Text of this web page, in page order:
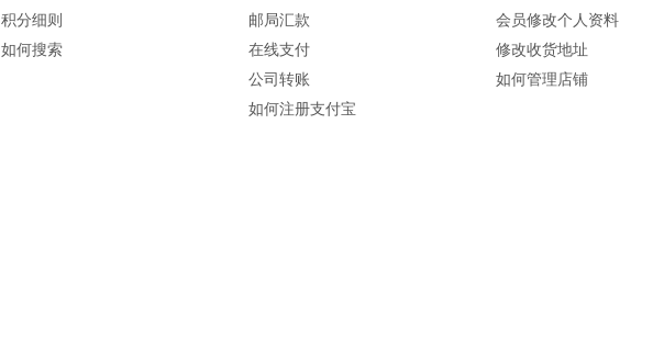
积分细则
如何搜索
邮局汇款
在线支付
公司转账
如何注册支付宝
会员修改个人资料
修改收货地址
如何管理店铺